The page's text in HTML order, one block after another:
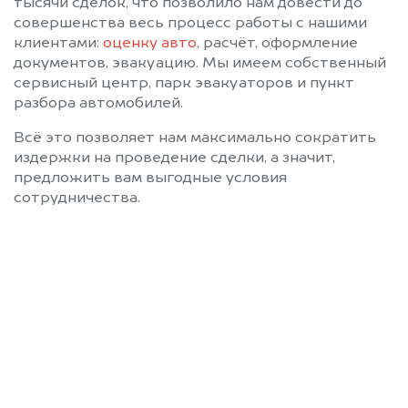
тысячи сделок, что позволило нам довести до
совершенства весь процесс работы с нашими
клиентами: оценку авто, расчёт, оформление
документов, эвакуацию. Мы имеем собственный
сервисный центр, парк эвакуаторов и пункт
разбора автомобилей.
Всё это позволяет нам максимально сократить
издержки на проведение сделки, а значит,
предложить вам выгодные условия
сотрудничества.